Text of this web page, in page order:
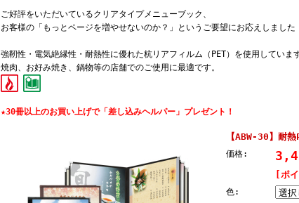
ご好評をいただいているクリアタイプメニューブック、
お客様の「もっとページを増やせないのか？」というご要望にお応えしました
強靭性・電気絶縁性・耐熱性に優れた杭リアフィルム（PET）を使用していま
焼肉、お好み焼き、鍋物等の店舗でのご使用に最適です。
★30冊以上のお買い上げで「差し込みヘルパー」プレゼント！
【ABW-30】耐
価格:
[ポ
色: